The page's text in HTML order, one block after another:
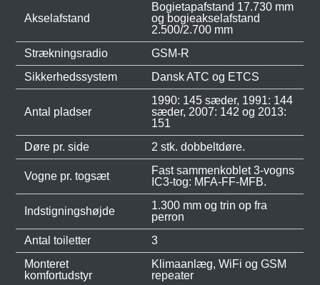
Akselafstand
Bogietapafstand 17.730 mm
og bogieakselafstand
2.500/2.700 mm
Strækningsradio
GSM-R
Sikkerhedssystem
Dansk ATC og ETCS
Antal pladser
1990: 145 sæder, 1991: 144
sæder, 2007: 142 og 2013:
151
Døre pr. side
2 stk. dobbeltdøre.
Vogne pr. togsæt
Fast sammenkoblet 3-vogns
IC3-tog: MFA-FF-MFB.
Indstigningshøjde
1.300 mm og trin op fra
perron
Antal toiletter
3
Monteret
komfortudstyr
Klimaanlæg, WiFi og GSM
repeater